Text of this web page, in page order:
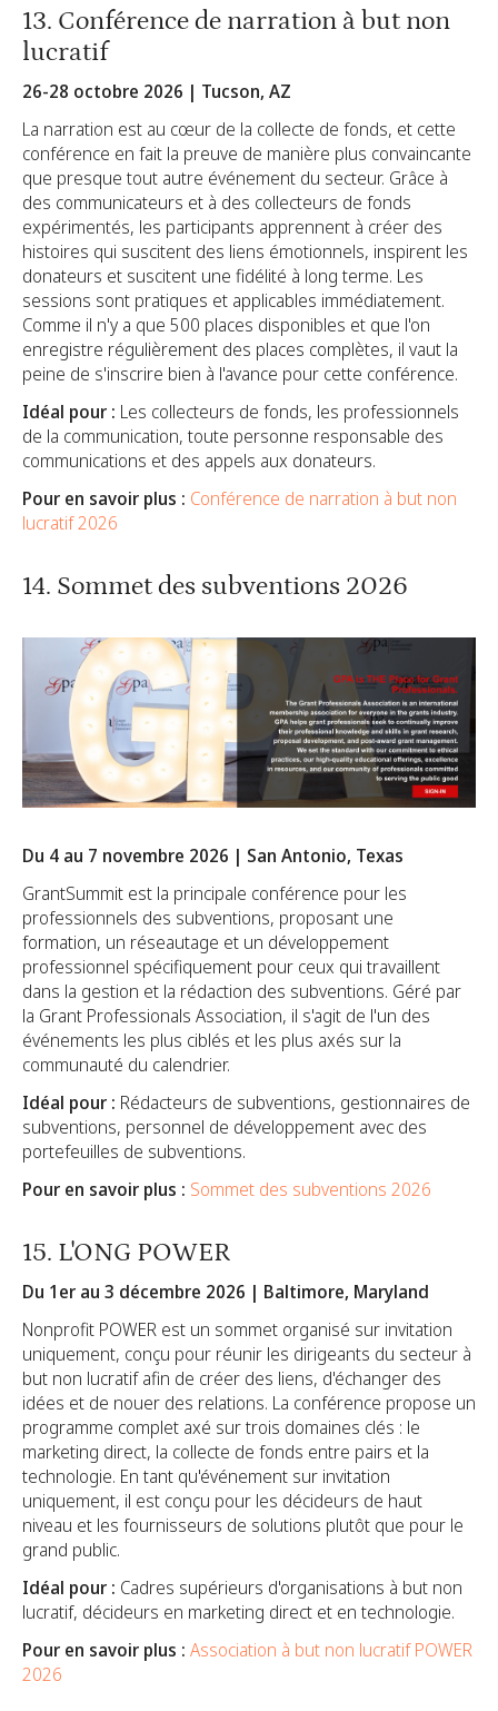
13. Conférence de narration à but non
lucratif
26-28 octobre 2026 | Tucson, AZ
La narration est au cœur de la collecte de fonds, et cette
conférence en fait la preuve de manière plus convaincante
que presque tout autre événement du secteur. Grâce à
des communicateurs et à des collecteurs de fonds
expérimentés, les participants apprennent à créer des
histoires qui suscitent des liens émotionnels, inspirent les
donateurs et suscitent une fidélité à long terme. Les
sessions sont pratiques et applicables immédiatement.
Comme il n'y a que 500 places disponibles et que l'on
enregistre régulièrement des places complètes, il vaut la
peine de s'inscrire bien à l'avance pour cette conférence.
Idéal pour : Les collecteurs de fonds, les professionnels
de la communication, toute personne responsable des
communications et des appels aux donateurs.
Pour en savoir plus : Conférence de narration à but non
lucratif 2026
14. Sommet des subventions 2026
Du 4 au 7 novembre 2026 | San Antonio, Texas
GrantSummit est la principale conférence pour les
professionnels des subventions, proposant une
formation, un réseautage et un développement
professionnel spécifiquement pour ceux qui travaillent
dans la gestion et la rédaction des subventions. Géré par
la Grant Professionals Association, il s'agit de l'un des
événements les plus ciblés et les plus axés sur la
communauté du calendrier.
Idéal pour : Rédacteurs de subventions, gestionnaires de
subventions, personnel de développement avec des
portefeuilles de subventions.
Pour en savoir plus : Sommet des subventions 2026
15. L'ONG POWER
Du 1er au 3 décembre 2026 | Baltimore, Maryland
Nonprofit POWER est un sommet organisé sur invitation
uniquement, conçu pour réunir les dirigeants du secteur à
but non lucratif afin de créer des liens, d'échanger des
idées et de nouer des relations. La conférence propose un
programme complet axé sur trois domaines clés : le
marketing direct, la collecte de fonds entre pairs et la
technologie. En tant qu'événement sur invitation
uniquement, il est conçu pour les décideurs de haut
niveau et les fournisseurs de solutions plutôt que pour le
grand public.
Idéal pour : Cadres supérieurs d'organisations à but non
lucratif, décideurs en marketing direct et en technologie.
Pour en savoir plus : Association à but non lucratif POWER
2026